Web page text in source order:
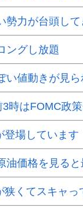
勢力が台頭して
ングし放題
い値動きが見
時はFOMC政
登場しています
油価格を見る
くてスキャっ